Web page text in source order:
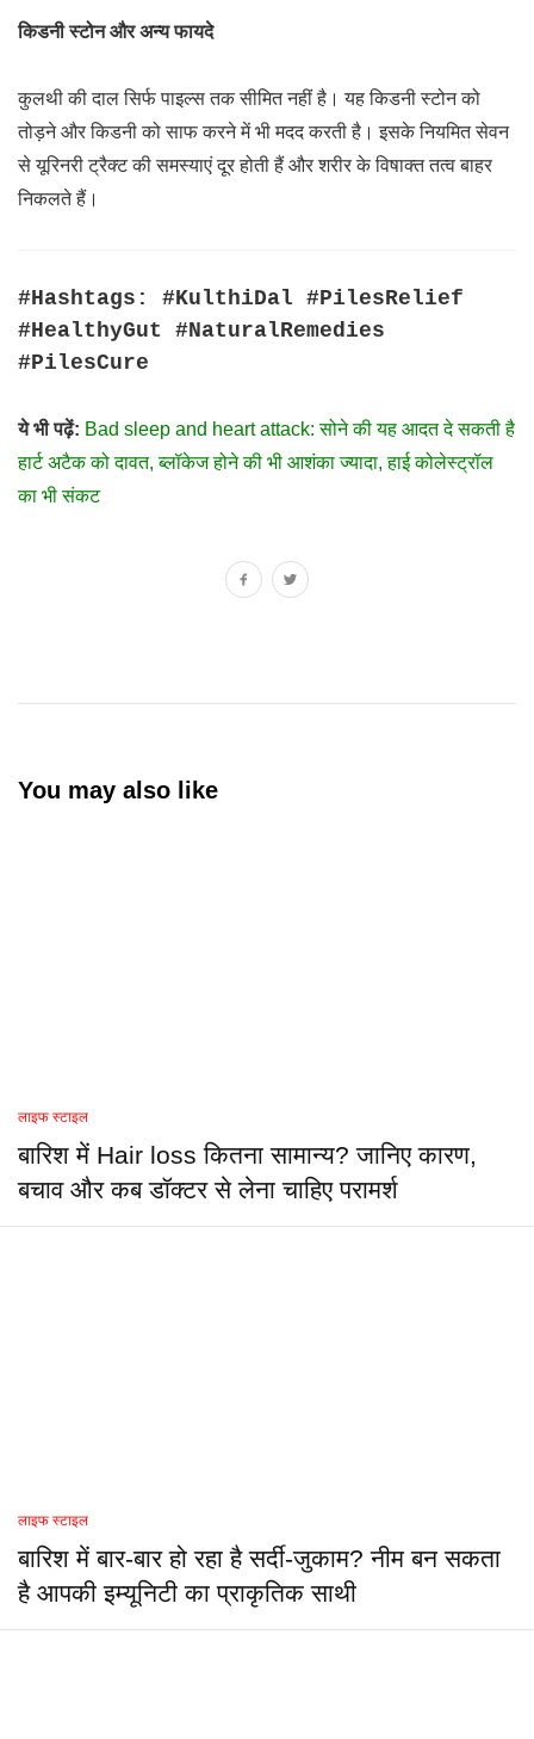
किडनी स्टोन और अन्य फायदे
कुलथी की दाल सिर्फ पाइल्स तक सीमित नहीं है। यह किडनी स्टोन को
तोड़ने और किडनी को साफ करने में भी मदद करती है। इसके नियमित सेवन
से यूरिनरी ट्रैक्ट की समस्याएं दूर होती हैं और शरीर के विषाक्त तत्व बाहर
निकलते हैं।
#Hashtags: #KulthiDal #PilesRelief
#HealthyGut #NaturalRemedies
#PilesCure
ये भी पढ़ें: Bad sleep and heart attack: सोने की यह आदत दे सकती है
हार्ट अटैक को दावत, ब्लॉकेज होने की भी आशंका ज्यादा, हाई कोलेस्ट्रॉल
का भी संकट
You may also like
लाइफ स्टाइल
बारिश में Hair loss कितना सामान्य? जानिए कारण,
बचाव और कब डॉक्टर से लेना चाहिए परामर्श
लाइफ स्टाइल
बारिश में बार-बार हो रहा है सर्दी-जुकाम? नीम बन सकता
है आपकी इम्यूनिटी का प्राकृतिक साथी